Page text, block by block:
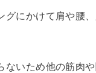
にかけて肩や腰
いため他の筋肉